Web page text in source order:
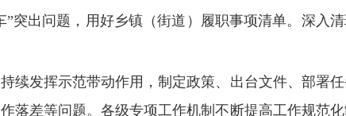
突出问题，用好乡镇（街道）履职事项清单。深入
发挥示范带动作用，制定政策、出台文件、部署
落差等问题。各级专项工作机制不断提高工作规范